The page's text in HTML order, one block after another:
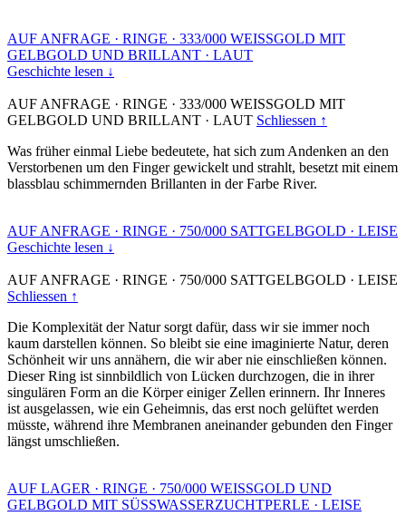
AUF ANFRAGE · RINGE · 333/000 WEISSGOLD MIT
GELBGOLD UND BRILLANT · LAUT
Geschichte lesen ↓
AUF ANFRAGE · RINGE · 333/000 WEISSGOLD MIT
GELBGOLD UND BRILLANT · LAUT Schliessen ↑
Was früher einmal Liebe bedeutete, hat sich zum Andenken an den
Verstorbenen um den Finger gewickelt und strahlt, besetzt mit einem
blassblau schimmernden Brillanten in der Farbe River.
AUF ANFRAGE · RINGE · 750/000 SATTGELBGOLD · LEISE
Geschichte lesen ↓
AUF ANFRAGE · RINGE · 750/000 SATTGELBGOLD · LEISE
Schliessen ↑
Die Komplexität der Natur sorgt dafür, dass wir sie immer noch
kaum darstellen können. So bleibt sie eine imaginierte Natur, deren
Schönheit wir uns annähern, die wir aber nie einschließen können.
Dieser Ring ist sinnbildlich von Lücken durchzogen, die in ihrer
singulären Form an die Körper einiger Zellen erinnern. Ihr Inneres
ist ausgelassen, wie ein Geheimnis, das erst noch gelüftet werden
müsste, während ihre Membranen aneinander gebunden den Finger
längst umschließen.
AUF LAGER · RINGE · 750/000 WEISSGOLD UND
GELBGOLD MIT SÜSSWASSERZUCHTPERLE · LEISE